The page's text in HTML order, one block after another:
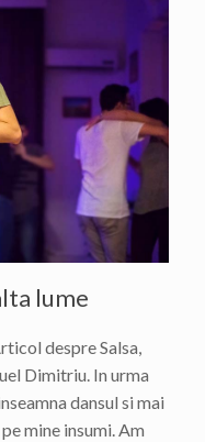
lume
despre Salsa,
Dimitriu. In urma
dansul si mai
mine insumi. Am